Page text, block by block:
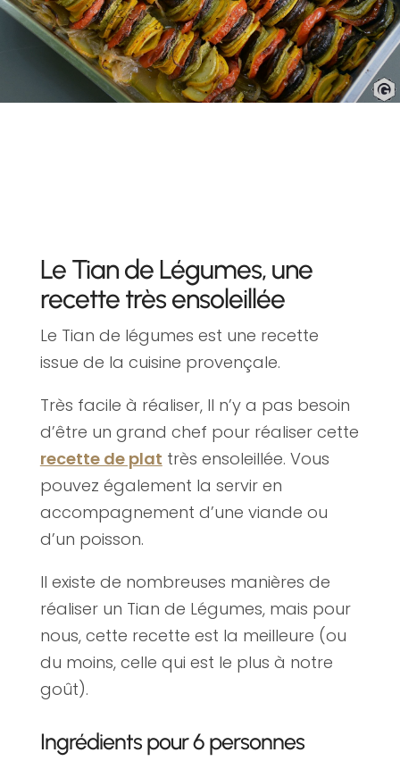
Le Tian de Légumes, une
recette très ensoleillée
Le Tian de légumes est une recette
issue de la cuisine provençale.
Très facile à réaliser, Il n’y a pas besoin
d’être un grand chef pour réaliser cette
recette de plat très ensoleillée. Vous
pouvez également la servir en
accompagnement d’une viande ou
d’un poisson.
Il existe de nombreuses manières de
réaliser un Tian de Légumes, mais pour
nous, cette recette est la meilleure (ou
du moins, celle qui est le plus à notre
goût).
Ingrédients pour 6 personnes